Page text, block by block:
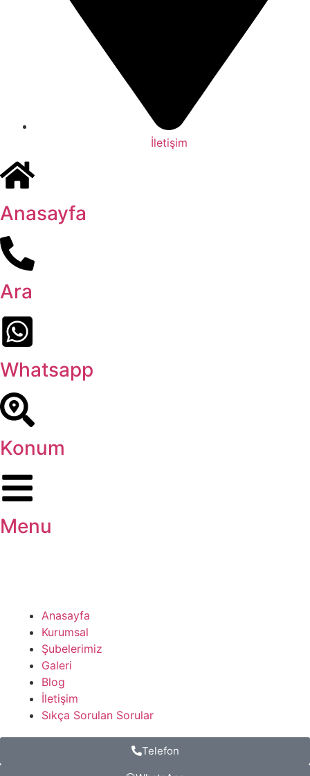
İletişim
Anasayfa
Ara
Whatsapp
Konum
Menu
Anasayfa
Kurumsal
Şubelerimiz
Galeri
Blog
İletişim
Sıkça Sorulan Sorular
Telefon